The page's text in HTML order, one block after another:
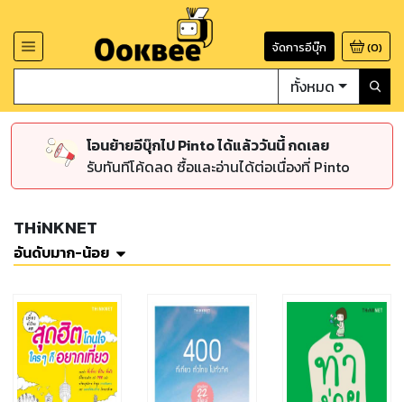
จัดการอีบุ๊ก (0)
ทั้งหมด
โอนย้ายอีบุ๊กไป Pinto ได้แล้ววันนี้ กดเลย
รับทันทีโค้ดลด ซื้อและอ่านได้ต่อเนื่องที่ Pinto
THiNKNET
อันดับมาก-น้อย